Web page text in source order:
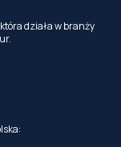
działa w branży